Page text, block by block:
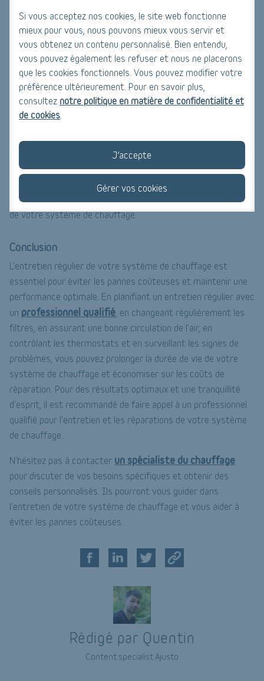
Si vous acceptez nos cookies, le site web fonctionne
mieux pour vous, nous pouvons mieux vous servir et
vous obtenez un contenu personnalisé. Bien entendu,
vous pouvez également les refuser et nous ne placerons
que les cookies fonctionnels. Vous pouvez modifier votre
préférence ultérieurement. Pour en savoir plus,
consultez notre politique en matière de confidentialité et
de cookies
J’accepte
Gérer vos cookies
5. Surveillez les signes de problèmes
Restez attentif aux signes indiquant des problèmes
potentiels avec votre système de chauffage. Des bruits
anormaux, des fluctuations de température, des odeurs
inhabituelles ou des factures d'énergie élevées peuvent être
des signaux d'alerte.
Si vous remarquez l'un de ces signes, n'ignorez pas le
immédiates pour éviter des pannes coûteuses. Contactez un
professionnel qualifié pour diagnostiquer et réparer le
problème rapidement. Une intervention précoce peut souvent
éviter des réparations coûteuses et prolonger la durée de vie
de votre système de chauffage.
Conclusion
L'entretien régulier de votre système de chauffage est
essentiel pour éviter les pannes coûteuses et maintenir une
performance optimale. En planifiant un entretien régulier avec
un professionnel qualifié , en changeant régulièrement les
filtres, en assurant une bonne circulation de l'air, en
contrôlant les thermostats et en surveillant les signes de
problèmes, vous pouvez prolonger la durée de vie de votre
système de chauffage et économiser sur les coûts de
réparation. Pour des résultats optimaux et une tranquillité
d'esprit, il est recommandé de faire appel à un professionnel
qualifié pour l'entretien et les réparations de votre système
de chauffage.
N'hésitez pas à contacter un spécialiste du chauffage
pour discuter de vos besoins spécifiques et obtenir des
conseils personnalisés. Ils pourront vous guider dans
l'entretien de votre système de chauffage et vous aider à
éviter les pannes coûteuses.
Rédigé par Quentin
Content specialist Ajusto